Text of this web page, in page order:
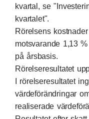
kvartal, se
kvartalet".
Rörelsens
motsvarande 1,13
på årsbasis.
Rörelseresultatet
I rörelseresultatet
värdeförändringar
realiserade